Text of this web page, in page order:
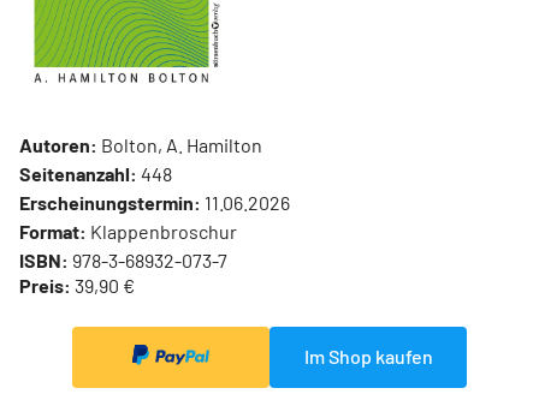
Autoren: Bolton, A. Hamilton
Seitenanzahl: 448
Erscheinungstermin: 11.06.2026
Format: Klappenbroschur
ISBN: 978-3-68932-073-7
Preis: 39,90 €
Im Shop kaufen